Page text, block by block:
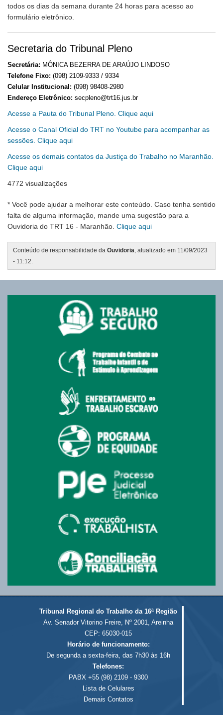
todos os dias da semana durante 24 horas para acesso ao
formulário eletrônico.
Secretaria do Tribunal Pleno
Secretária: MÔNICA BEZERRA DE ARAÚJO LINDOSO
Telefone Fixo: (098) 2109-9333 / 9334
Celular Institucional: (098) 98408-2980
Endereço Eletrônico: secpleno@trt16.jus.br
Acesse a Pauta do Tribunal Pleno. Clique aqui
Acesse o Canal Oficial do TRT no Youtube para acompanhar as
sessões. Clique aqui
Acesse os demais contatos da Justiça do Trabalho no Maranhão
Clique aqui
4772 visualizações
* Você pode ajudar a melhorar este conteúdo. Caso tenha sentido
falta de alguma informação, mande uma sugestão para a
Ouvidoria do TRT 16 - Maranhão. Clique aqui
Conteúdo de responsabilidade da Ouvidoria, atualizado em 11/09/2023
- 11:12.
Tribunal Regional do Trabalho da 16ª Região
Av. Senador Vitorino Freire, Nº 2001, Areinha
CEP: 65030-015
Horário de funcionamento:
De segunda a sexta-feira, das 7h30 às 16h
Telefones:
PABX +55 (98) 2109 - 9300
Lista de Celulares
Demais Contatos